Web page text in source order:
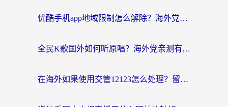
优酷手机app地域限制怎么解除？海外党亲测有效的追剧方案
全民K歌国外如何听原唱？海外党亲测有效的回国加速器选择指南
在海外如果使用交管12123怎么处理？留学生亲测有效的回国加速方案